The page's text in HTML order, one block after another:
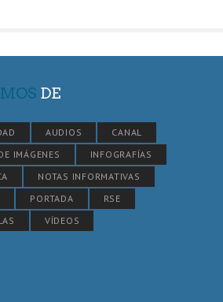
DE
AUDIOS
CANAL
IMÁGENES
INFOGRAFÍAS
NOTAS INFORMATIVAS
PORTADA
RSE
VÍDEOS